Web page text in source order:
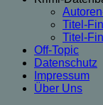
Titel-
Titel-
Off-Topic
Datenschutz
Impressum
Über Uns